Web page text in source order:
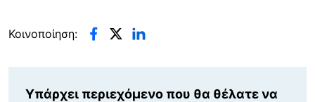
Κοινοποίηση:
Υπάρχει περιεχόμενο που θα θέλατε να